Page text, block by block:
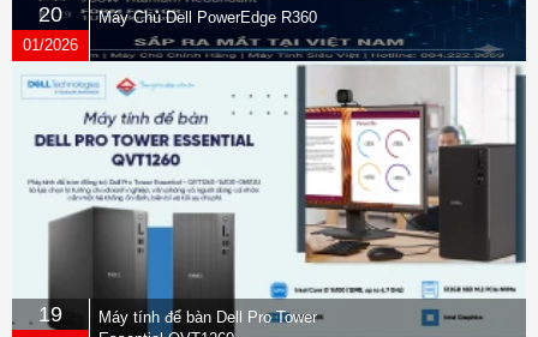
20
01/2026
Máy Chủ Dell PowerEdge R360
19
Máy tính để bàn Dell Pro Tower